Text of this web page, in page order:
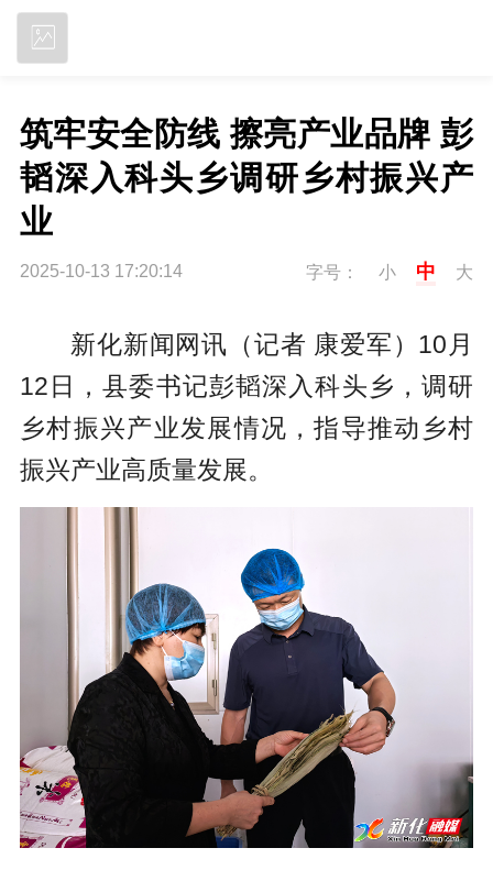
筑牢安全防线 擦亮产业品牌 彭
韬深入科头乡调研乡村振兴产
业
2025-10-13 17:20:14 字号： 小 中 大
新化新闻网讯（记者 康爱军）10月
12日，县委书记彭韬深入科头乡，调研
乡村振兴产业发展情况，指导推动乡村
振兴产业高质量发展。